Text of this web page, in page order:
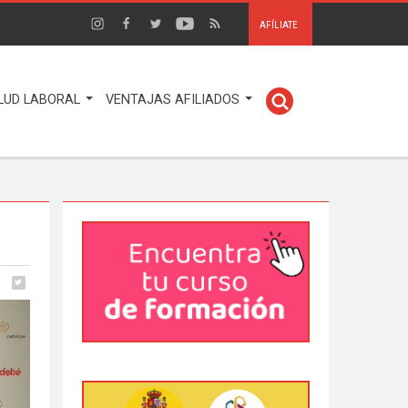
AFÍLIATE
LABORAL VENTAJAS AFILIADOS